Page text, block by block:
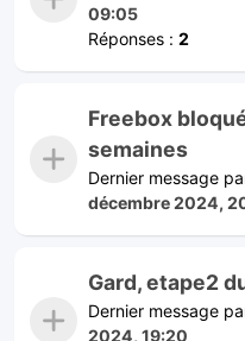
09:05
Réponses : 2
Freebox
semaines
Dernier message
décembre 2024,
Gard, etape2
Dernier message
2024, 19:20